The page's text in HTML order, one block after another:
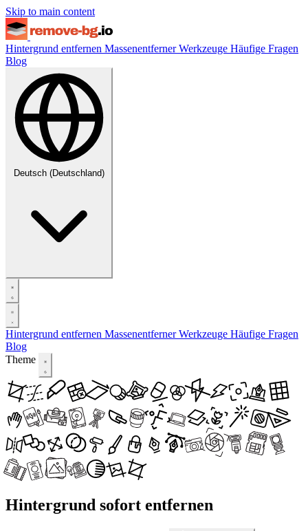
Skip to main content
Hintergrund entfernen MassenentfernerWerkzeuge Häufige Fragen
Blog
Deutsch (Deutschland)
Hintergrund entfernen MassenentfernerWerkzeuge Häufige Fragen
Blog
Theme
Hintergrund sofort entfernen